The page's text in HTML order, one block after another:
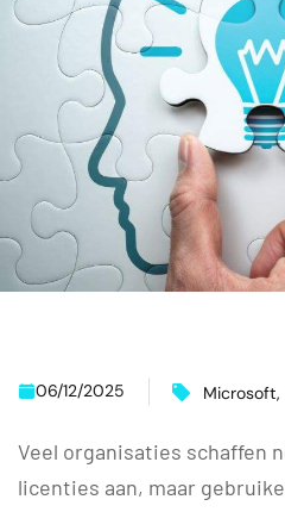
06/12/2025 Microsoft,
Veel organisaties schaffen
licenties aan, maar